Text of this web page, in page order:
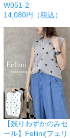
W051-2
14,080円（税込）
【残りわずかのみセ
ール】Fellini(フェリ